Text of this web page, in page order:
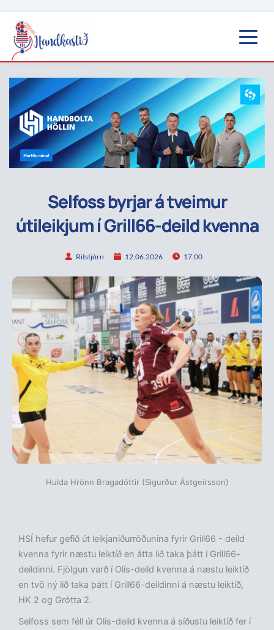
Selfoss byrjar á tveimur
útileikjum í Grill66-deild kvenna
Ritstjórn 12.06.2026 17:00
Hulda Hrönn Bragadóttir (Sigurður Ástgeirsson)
HSÍ hefur gefið út leikjaniðurröðunina fyrir Grill66 - deild
kvenna fyrir næstu leiktíð en átta lið taka þátt í Grill66-
deildinni. Fjölgun varð í Olís-deild kvenna á næstu leiktíð
en tvö ný lið taka þátt í Grill66-deildinni á næstu leiktíð,
HK 2 og Grótta 2.
Selfoss sem féll úr Olís-deild kvenna á síðustu leiktíð fer í